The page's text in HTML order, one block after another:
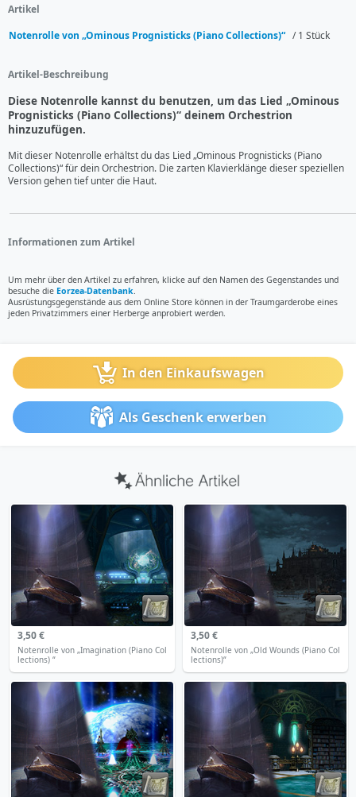
Artikel
Notenrolle von „Ominous Prognisticks (Piano Collections)“ / 1 Stück
Artikel-Beschreibung
Diese Notenrolle kannst du benutzen, um das Lied „Ominous
Prognisticks (Piano Collections)“ deinem Orchestrion
hinzuzufügen.
Mit dieser Notenrolle erhältst du das Lied „Ominous Prognisticks (Piano
Collections)“ für dein Orchestrion. Die zarten Klavierklänge dieser speziellen
Version gehen tief unter die Haut.
Informationen zum Artikel
Um mehr über den Artikel zu erfahren, klicke auf den Namen des Gegenstandes und
besuche die Eorzea-Datenbank.
Ausrüstungsgegenstände aus dem Online Store können in der Traumgarderobe eines
jeden Privatzimmers einer Herberge anprobiert werden.
In den Einkaufswagen
Als Geschenk erwerben
3,50 €
Notenrolle von „Imagination (Piano Col
lections) “
3,50 €
Notenrolle von „Old Wounds (Piano Col
lections)“